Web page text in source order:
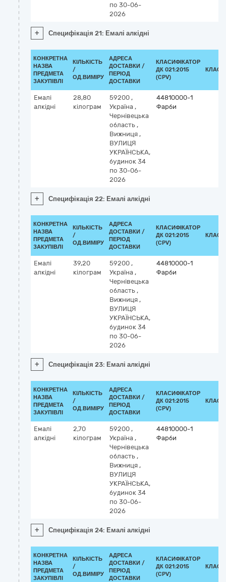
по 30-06-
2026
+ Специфікація 21: Емалі алкідні
КОНКРЕТНА
НАЗВА
ПРЕДМЕТА
ЗАКУПІВЛІ
КІЛЬКІСТЬ
/
ОД.ВИМІРУ
АДРЕСА
ДОСТАВКИ /
ПЕРІОД
ДОСТАВКИ
КЛАСИФІКАТОР
ДК 021:2015
(CPV)
Емалі
алкідні
28,80
кілограм
59200 ,
Україна ,
Чернівецька
область ,
Вижниця ,
ВУЛИЦЯ
УКРАЇНСЬКА,
будинок 34
по 30-06-
2026
44810000-1
Фарби
+ Специфікація 22: Емалі алкідні
КОНКРЕТНА
НАЗВА
ПРЕДМЕТА
ЗАКУПІВЛІ
КІЛЬКІСТЬ
/
ОД.ВИМІРУ
АДРЕСА
ДОСТАВКИ /
ПЕРІОД
ДОСТАВКИ
КЛАСИФІКАТОР
ДК 021:2015
(CPV)
Емалі
алкідні
39,20
кілограм
59200 ,
Україна ,
Чернівецька
область ,
Вижниця ,
ВУЛИЦЯ
УКРАЇНСЬКА,
будинок 34
по 30-06-
2026
44810000-1
Фарби
+ Специфікація 23: Емалі алкідні
КОНКРЕТНА
НАЗВА
ПРЕДМЕТА
ЗАКУПІВЛІ
КІЛЬКІСТЬ
/
ОД.ВИМІРУ
АДРЕСА
ДОСТАВКИ /
ПЕРІОД
ДОСТАВКИ
КЛАСИФІКАТОР
ДК 021:2015
(CPV)
Емалі
алкідні
2,70
кілограм
59200 ,
Україна ,
Чернівецька
область ,
Вижниця ,
ВУЛИЦЯ
УКРАЇНСЬКА,
будинок 34
по 30-06-
2026
44810000-1
Фарби
+ Специфікація 24: Емалі алкідні
КОНКРЕТНА
НАЗВА
ПРЕДМЕТА
ЗАКУПІВЛІ
КІЛЬКІСТЬ
/
ОД.ВИМІРУ
АДРЕСА
ДОСТАВКИ /
ПЕРІОД
ДОСТАВКИ
КЛАСИФІКАТОР
ДК 021:2015
(CPV)